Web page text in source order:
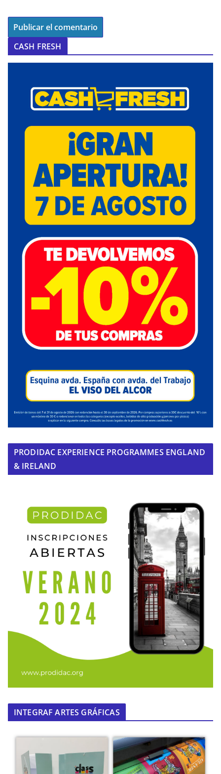
CASH FRESH
PRODIDAC EXPERIENCE PROGRAMMES ENGLAND
& IRELAND
INTEGRAF ARTES GRÁFICAS